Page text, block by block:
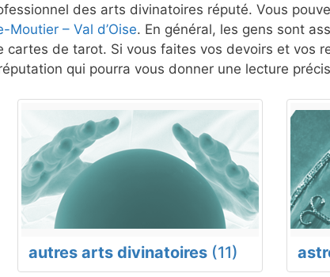
des arts divinatoires réputé. Vous
– Val d’Oise. En général, les gens sont
de tarot. Si vous faites vos devoirs et vos
qui pourra vous donner une lecture
autres arts divinatoires (11)